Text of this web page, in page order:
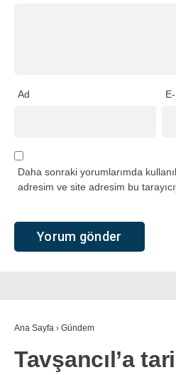
Ad
Daha sonraki yorumlarımda
adresim ve site adresim bu
Ana Sayfa › Gündem
Tavşancıl’a